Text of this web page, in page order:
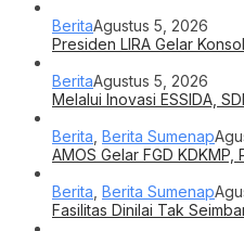
BeritaAgustus 5, 2026
Presiden LIRA Gelar
BeritaAgustus 5, 2026
Melalui Inovasi ESSIDA,
Berita Berita Sumenap
AMOS Gelar FGD
Berita Berita Sumenap
Fasilitas Dinilai Tak